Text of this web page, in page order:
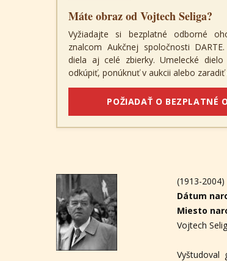
Máte obraz od Vojtech Seliga?
Vyžiadajte si bezplatné odborné
znalcom Aukčnej spoločnosti
diela aj celé zbierky. Umelecké
odkúpiť, ponúknuť v aukcii alebo
POŽIADAŤ O BEZPLATNÉ
(1913-2004)
Dátum
Miesto
Vojtech
Vyštudoval